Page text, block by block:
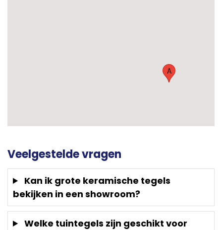
A
Veelgestelde vragen
Kan ik grote keramische tegels
bekijken in een showroom?
Welke tuintegels zijn geschikt voor